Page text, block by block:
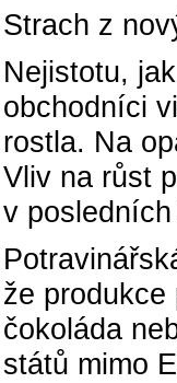
Strach z
Nejistotu,
obchodníci
rostla. Na
Vliv na růst
v
že produkce
čokoláda
států mimo